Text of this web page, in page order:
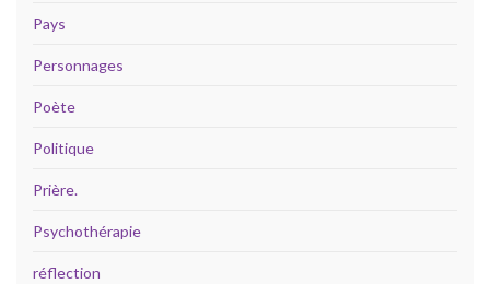
Pays
Personnages
Poète
Politique
Prière.
Psychothérapie
réflection